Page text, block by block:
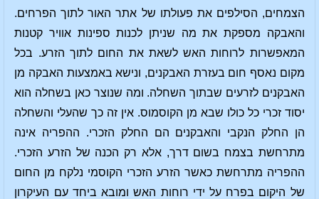
הצמחים, הסילפים את פעולתו של אתר האור לתוך הפרחים.
והאבקה מספקת את מה שניתן לכנות ספינות אוויר קטנות
המאפשרות לרוחות האש לשאת את החום לתוך הזרע. בכל
מקום נאסף חום בעזרת האבקנים, ונישא באמצעות האבקה מן
האבקנים לזרעים שבתוך השחלה. ומה שנוצר כאן בשחלה הוא
יסוד זכרי כל כולו שבא מן הקוסמוס. אין זה כך שהעלי והשחלה
הן החלק הנקבי והאבקנים הם החלק הזכרי. ההפריה אינה
מתרחשת בצמח בשום דרך, אלא רק הכנה של הזרע הזכרי.
ההפריה מתרחשת כאשר הזרע הזכרי הקוסמי נלקח מן החום
של היקום בפרח על ידי רוחות האש ומובא ביחד עם העיקרון